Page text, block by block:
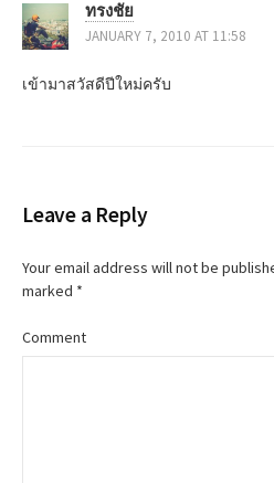
ทรงชัย
JANUARY 7, 2010 AT 11:58
เข้ามาสวัสดีปีใหม่ครับ
Leave a Reply
Your email address will not be
marked *
Comment